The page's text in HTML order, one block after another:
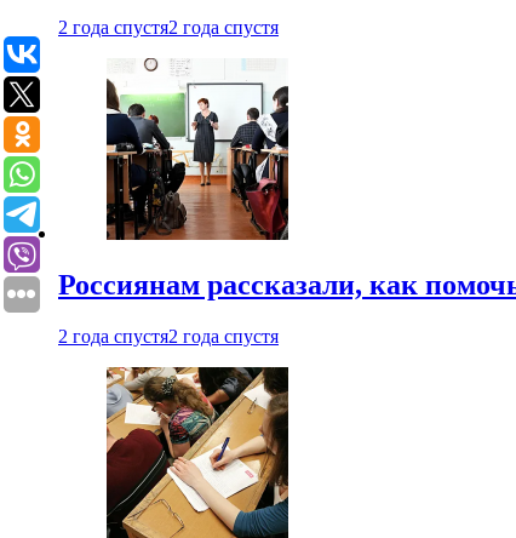
2 года спустя2 года спустя
Россиянам рассказали, как
2 года спустя2 года спустя